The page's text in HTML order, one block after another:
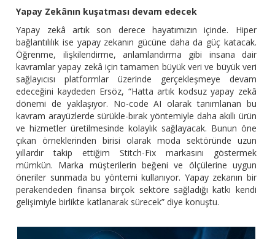
Yapay Zekânın kuşatması devam edecek
Yapay zekâ artık son derece hayatımızın içinde. Hiper
bağlantılılık ise yapay zekanın gücüne daha da güç katacak.
Öğrenme, ilişkilendirme, anlamlandırma gibi insana dair
kavramlar yapay zekâ için tamamen büyük veri ve büyük veri
sağlayıcısı platformlar üzerinde gerçekleşmeye devam
edeceğini kaydeden Ersöz, “Hatta artık kodsuz yapay zekâ
dönemi de yaklaşıyor. No-code AI olarak tanımlanan bu
kavram arayüzlerde sürükle-bırak yöntemiyle daha akıllı ürün
ve hizmetler üretilmesinde kolaylık sağlayacak. Bunun öne
çıkan örneklerinden birisi olarak moda sektöründe uzun
yıllardır takip ettiğim Stitch-Fix markasını göstermek
mümkün. Marka müşterilerin beğeni ve ölçülerine uygun
öneriler sunmada bu yöntemi kullanıyor. Yapay zekanın bir
perakendeden finansa birçok sektöre sağladığı katkı kendi
gelişimiyle birlikte katlanarak sürecek” diye konuştu.